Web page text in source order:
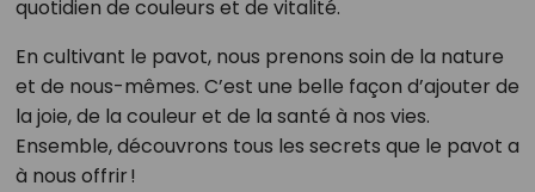
quotidien de couleurs et de vitalité.
En cultivant le pavot, nous prenons soin de la nature
et de nous-mêmes. C’est une belle façon d’ajouter de
la joie, de la couleur et de la santé à nos vies.
Ensemble, découvrons tous les secrets que le pavot a
à nous offrir !